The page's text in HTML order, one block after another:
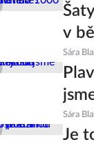
v
Sára
Sára
Je